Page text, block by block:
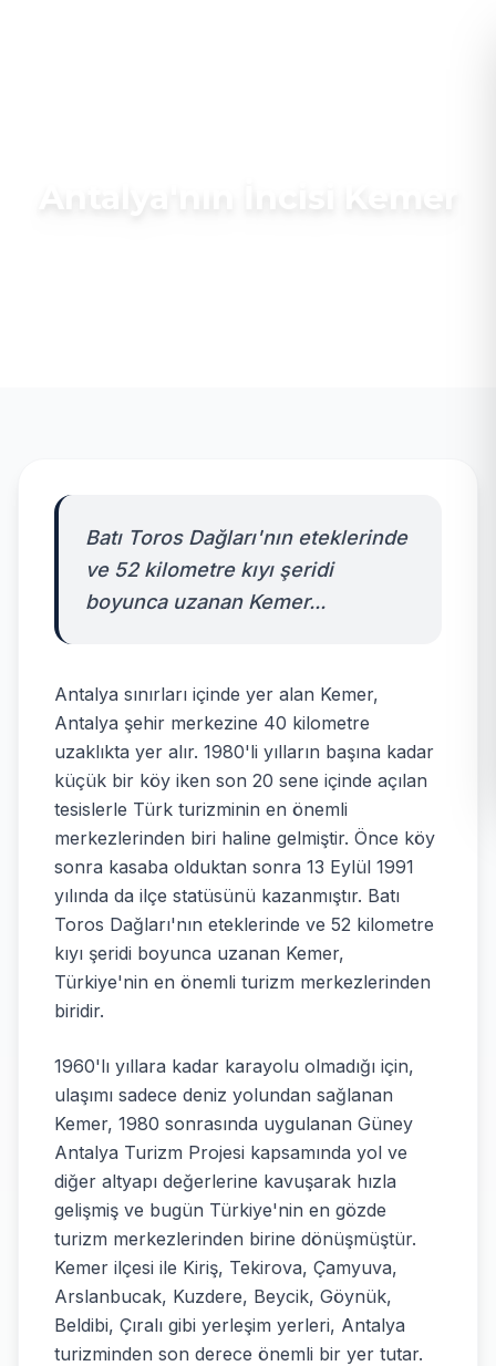
Antalya'nın İncisi Kemer
Batı Toros Dağları'nın eteklerinde
ve 52 kilometre kıyı şeridi
boyunca uzanan Kemer...
Antalya sınırları içinde yer alan Kemer,
Antalya şehir merkezine 40 kilometre
uzaklıkta yer alır. 1980'li yılların başına kadar
küçük bir köy iken son 20 sene içinde açılan
tesislerle Türk turizminin en önemli
merkezlerinden biri haline gelmiştir. Önce köy
sonra kasaba olduktan sonra 13 Eylül 1991
yılında da ilçe statüsünü kazanmıştır. Batı
Toros Dağları'nın eteklerinde ve 52 kilometre
kıyı şeridi boyunca uzanan Kemer,
Türkiye'nin en önemli turizm merkezlerinden
biridir.
1960'lı yıllara kadar karayolu olmadığı için,
ulaşımı sadece deniz yolundan sağlanan
Kemer, 1980 sonrasında uygulanan Güney
Antalya Turizm Projesi kapsamında yol ve
diğer altyapı değerlerine kavuşarak hızla
gelişmiş ve bugün Türkiye'nin en gözde
turizm merkezlerinden birine dönüşmüştür.
Kemer ilçesi ile Kiriş, Tekirova, Çamyuva,
Arslanbucak, Kuzdere, Beycik, Göynük,
Beldibi, Çıralı gibi yerleşim yerleri, Antalya
turizminden son derece önemli bir yer tutar.